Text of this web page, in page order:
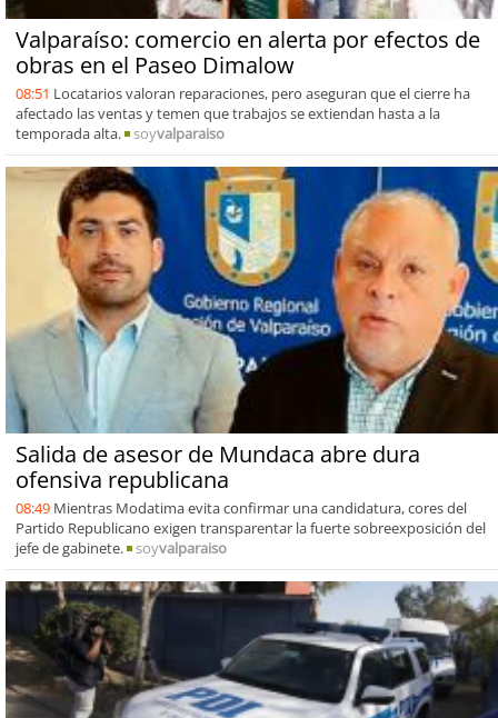
Valparaíso: comercio en alerta por efectos de
obras en el Paseo Dimalow
08:51 Locatarios valoran reparaciones, pero aseguran que el cierre ha
afectado las ventas y temen que trabajos se extiendan hasta a la
temporada alta.
soyvalparaiso
Salida de asesor de Mundaca abre dura
ofensiva republicana
08:49 Mientras Modatima evita confirmar una candidatura, cores del
Partido Republicano exigen transparentar la fuerte sobreexposición del
jefe de gabinete.
soyvalparaiso